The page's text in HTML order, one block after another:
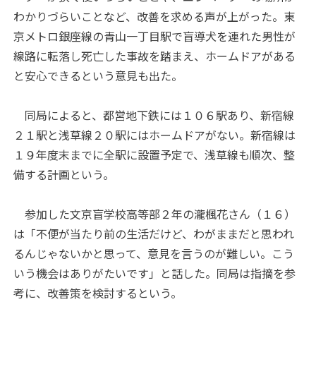
わかりづらいことなど、改善を求める声が上がった。東
京メトロ銀座線の青山一丁目駅で盲導犬を連れた男性が
線路に転落し死亡した事故を踏まえ、ホームドアがある
と安心できるという意見も出た。
同局によると、都営地下鉄には１０６駅あり、新宿線
２１駅と浅草線２０駅にはホームドアがない。新宿線は
１９年度末までに全駅に設置予定で、浅草線も順次、整
備する計画という。
参加した文京盲学校高等部２年の瀧楓花さん（１６）
は「不便が当たり前の生活だけど、わがままだと思われ
るんじゃないかと思って、意見を言うのが難しい。こう
いう機会はありがたいです」と話した。同局は指摘を参
考に、改善策を検討するという。